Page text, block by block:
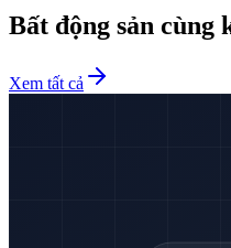
Bất động sản cùng
Xem tất cả